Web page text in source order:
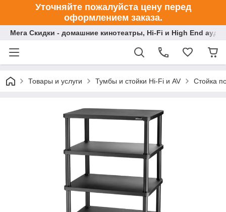
Уточняйте пожалуйста цену перед
оформлением заказа.
Мега Скидки - домашние кинотеатры, Hi-Fi и High End
Товары и услуги Тумбы и стойки Hi-Fi и AV Стойка